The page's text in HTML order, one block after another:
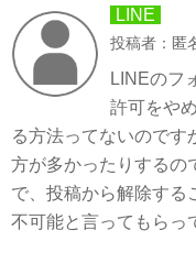
LINE
投稿者：匿
LINEのフ
許可をや
る方法ってないのです
方が多かったりするの
で、投稿から解除する
不可能と言ってもらっ